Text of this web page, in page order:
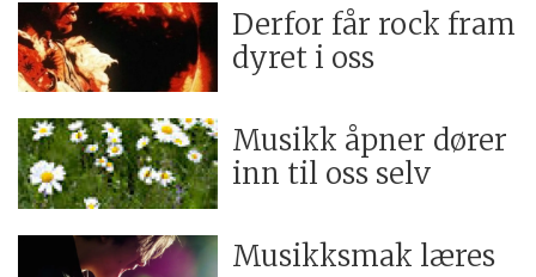
Derfor får rock fram
dyret i oss
Musikk åpner dører
inn til oss selv
Musikksmak læres